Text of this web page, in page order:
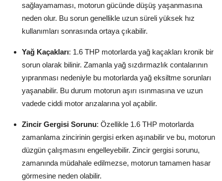
sağlayamaması, motorun gücünde düşüş yaşanmasına
neden olur. Bu sorun genellikle uzun süreli yüksek hız
kullanımları sonrasında ortaya çıkabilir.
Yağ Kaçakları: 1.6 THP motorlarda yağ kaçakları kronik bir
sorun olarak bilinir. Zamanla yağ sızdırmazlık contalarının
yıpranması nedeniyle bu motorlarda yağ eksiltme sorunları
yaşanabilir. Bu durum motorun aşırı ısınmasına ve uzun
vadede ciddi motor arızalarına yol açabilir.
Zincir Gergisi Sorunu: Özellikle 1.6 THP motorlarda
zamanlama zincirinin gergisi erken aşınabilir ve bu, motorun
düzgün çalışmasını engelleyebilir. Zincir gergisi sorunu,
zamanında müdahale edilmezse, motorun tamamen hasar
görmesine neden olabilir.